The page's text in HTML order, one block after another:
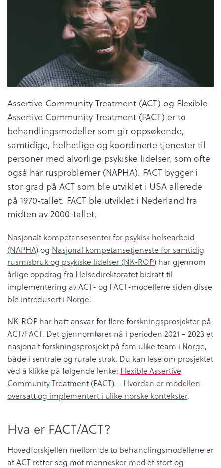
Assertive Community Treatment (ACT) og Flexible
Assertive Community Treatment (FACT) er to
behandlingsmodeller som gir oppsøkende,
samtidige, helhetlige og koordinerte tjenester til
personer med alvorlige psykiske lidelser, som ofte
også har rusproblemer (NAPHA). FACT bygger i
stor grad på ACT som ble utviklet i USA allerede
på 1970-tallet. FACT ble utviklet i Nederland fra
midten av 2000-tallet.
Nasjonalt kompetansesenter for psykisk helsearbeid
(NAPHA)og Nasjonal kompetansetjeneste for samtidig
rusmisbruk og psykiske lidelser (NK-ROP) har gjennom
årlige oppdrag fra Helsedirektoratet bidratt til
implementering av ACT- og FACT-modellene siden disse
ble introdusert i Norge.
NK-ROP har hatt ansvar for flere forskningsprosjekter på
ACT/FACT. Det gjennomføres nå i perioden 2021 – 2023 et
nasjonalt forskningsprosjekt på fem ulike team i Norge,
både i sentrale og rurale strøk. Du kan lese om prosjektet
ved å klikke på følgende lenke: Flexible Assertive
Community Treatment (FACT) – Hvordan er modellen
oversatt og implementert i ulike norske kontekster.
Hva er FACT/ACT?
Hovedforskjellen mellom de to behandlingsmodellene er
at ACT retter seg mot mennesker med et stort og